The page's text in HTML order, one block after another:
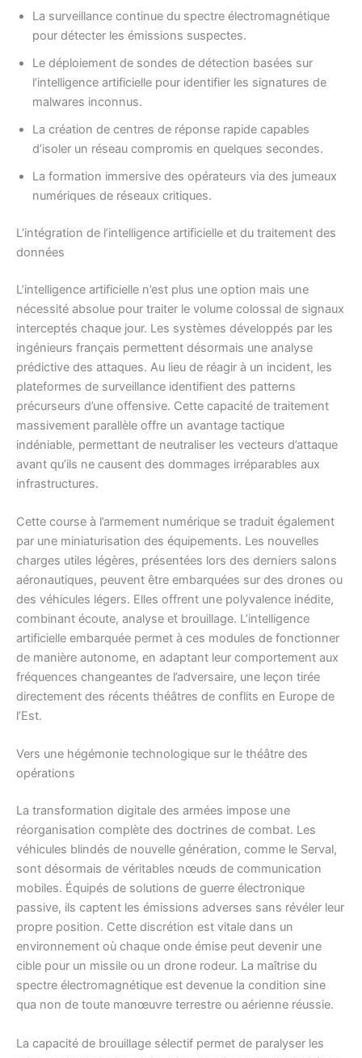
La surveillance continue du spectre électromagnétique
pour détecter les émissions suspectes.
Le déploiement de sondes de détection basées sur
l’intelligence artificielle pour identifier les signatures de
malwares inconnus.
La création de centres de réponse rapide capables
d’isoler un réseau compromis en quelques secondes.
La formation immersive des opérateurs via des jumeaux
numériques de réseaux critiques.
L’intégration de l’intelligence artificielle et du traitement des
données
L’intelligence artificielle n’est plus une option mais une
nécessité absolue pour traiter le volume colossal de signaux
interceptés chaque jour. Les systèmes développés par les
ingénieurs français permettent désormais une analyse
prédictive des attaques. Au lieu de réagir à un incident, les
plateformes de surveillance identifient des patterns
précurseurs d’une offensive. Cette capacité de traitement
massivement parallèle offre un avantage tactique
indéniable, permettant de neutraliser les vecteurs d’attaque
avant qu’ils ne causent des dommages irréparables aux
infrastructures.
Cette course à l’armement numérique se traduit également
par une miniaturisation des équipements. Les nouvelles
charges utiles légères, présentées lors des derniers salons
aéronautiques, peuvent être embarquées sur des drones ou
des véhicules légers. Elles offrent une polyvalence inédite,
combinant écoute, analyse et brouillage. L’intelligence
artificielle embarquée permet à ces modules de fonctionner
de manière autonome, en adaptant leur comportement aux
fréquences changeantes de l’adversaire, une leçon tirée
directement des récents théâtres de conflits en Europe de
l’Est.
Vers une hégémonie technologique sur le théâtre des
opérations
La transformation digitale des armées impose une
réorganisation complète des doctrines de combat. Les
véhicules blindés de nouvelle génération, comme le Serval,
sont désormais de véritables nœuds de communication
mobiles. Équipés de solutions de guerre électronique
passive, ils captent les émissions adverses sans révéler leur
propre position. Cette discrétion est vitale dans un
environnement où chaque onde émise peut devenir une
cible pour un missile ou un drone rodeur. La maîtrise du
spectre électromagnétique est devenue la condition sine
qua non de toute manœuvre terrestre ou aérienne réussie.
La capacité de brouillage sélectif permet de paralyser les